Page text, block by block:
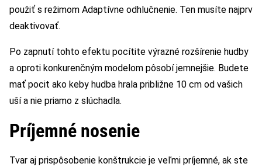
použiť s režimom Adaptívne odhlučnenie. Ten musíte najprv
deaktivovať.
Po zapnutí tohto efektu pocítite výrazné rozšírenie hudby
a oproti konkurenčným modelom pôsobí jemnejšie. Budete
mať pocit ako keby hudba hrala približne 10 cm od vašich
uší a nie priamo z slúchadla.
Príjemné nosenie
Tvar aj prispôsobenie konštrukcie je veľmi príjemné, ak ste